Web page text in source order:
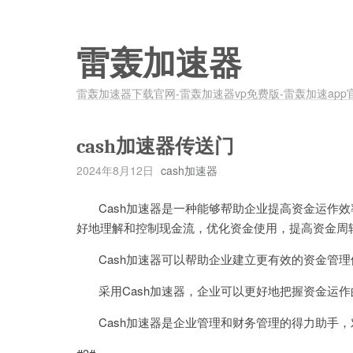
雷轰加速器
雷轰加速器下载官网-雷轰加速器vp免费版-雷轰加速app
cash加速器传送门
2024年8月12日 cash加速器
Cash加速器是一种能够帮助企业提高资金运作效
好地理解和控制现金流，优化资金使用，提高资金
Cash加速器可以帮助企业建立更有效的资金管理
采用Cash加速器，企业可以更好地把握资金运作
Cash加速器是企业管理和财务管理的得力助手，